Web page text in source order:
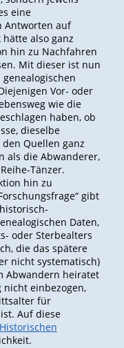
eine
Antworten auf
hätte also ganz
hin zu Nachfahren
Mit dieser ist nun
Vor- oder
wie die
haben, ob
dieselbe
Quellen ganz
als die Abwanderer,
Tänzer.
hin zu
gibt
Daten,
oder Sterbealters
die das spätere
nicht systematisch)
Abwandern heiratet
einbezogen,
für
Auf diese
Historischen